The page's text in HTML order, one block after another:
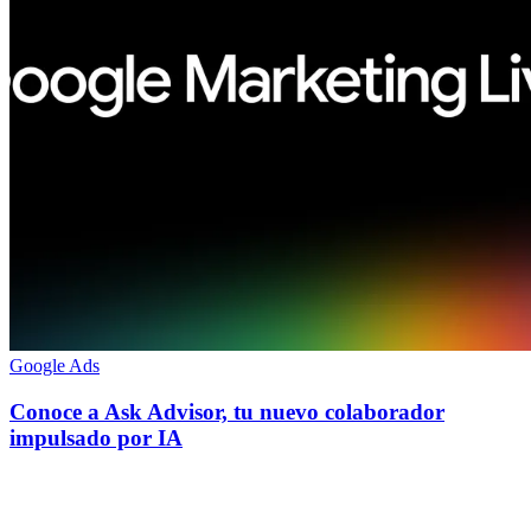
Google Ads
Conoce a Ask Advisor, tu nuevo colaborador
impulsado por IA